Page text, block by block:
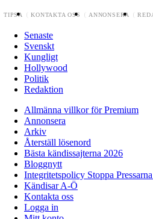
TIPSA KONTAKTA OSS ANNONSERA
Senaste
Svenskt
Kungligt
Hollywood
Politik
Redaktion
Allmänna villkor för Premium
Annonsera
Arkiv
Återställ lösenord
Bästa kändissajterna 2026
Bloggnytt
Integritetspolicy Stoppa Pressarna
Kändisar A-Ö
Kontakta oss
Logga in